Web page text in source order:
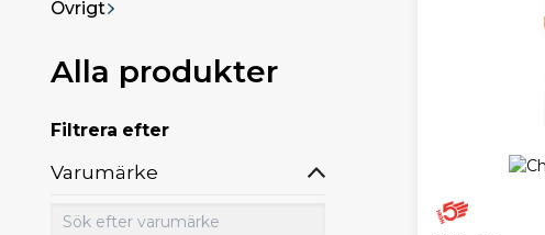
Övrigt
Alla produkter
Filtrera efter
Varumärke